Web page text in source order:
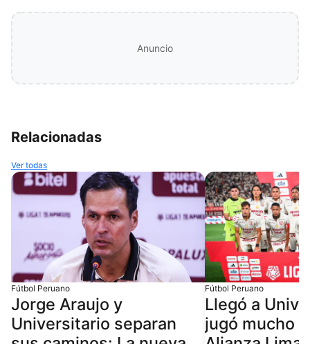
Anuncio
Relacionadas
Ver todas
Fútbol Peruano
Jorge Araujo y
Universitario separan
Fútbol Peruano
Llegó a
jugó mucho